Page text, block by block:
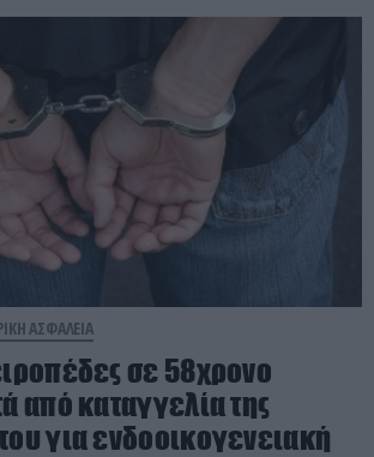
ΑΣΦΑΛΕΙΑ
σε 58χρονο
από καταγγελία της
για ενδοοικογενειακή